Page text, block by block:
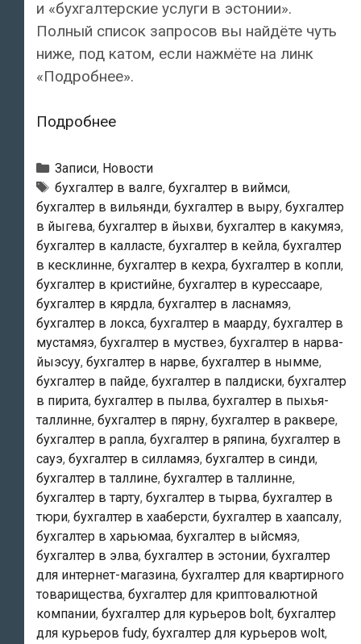
и «бухгалтерские услуги в эстонии».
Полный список запросов вы найдёте чуть
ниже, под катом, если нажмёте на линк
«Подробнее».
ПодробнееНаш
обычно
находят
по
запросам
«бухгалтер
в
эстонии»
и
«бухгалтерские
услуги
в
эстонии»
!
Рубрики
Записи, Новости
Метки
бухгалтер в валге, бухгалтер в виймси,
бухгалтер в вильянди, бухгалтер в выру, бухгалтер
в йыгева, бухгалтер в йыхви, бухгалтер в какумяэ,
бухгалтер в калласте, бухгалтер в кейла, бухгалтер
в кесклинне, бухгалтер в кехра, бухгалтер в копли,
бухгалтер в кристийне, бухгалтер в курессааре,
бухгалтер в кярдла, бухгалтер в ласнамяэ,
бухгалтер в локса, бухгалтер в маарду, бухгалтер в
мустамяэ, бухгалтер в муствеэ, бухгалтер в нарва-
йыэсуу, бухгалтер в нарве, бухгалтер в нымме,
бухгалтер в пайде, бухгалтер в палдиски, бухгалтер
в пирита, бухгалтер в пылва, бухгалтер в пыхья-
таллинне, бухгалтер в пярну, бухгалтер в раквере,
бухгалтер в рапла, бухгалтер в ряпина, бухгалтер в
сауэ, бухгалтер в силламяэ, бухгалтер в синди,
бухгалтер в таллине, бухгалтер в таллинне,
бухгалтер в тарту, бухгалтер в тырва, бухгалтер в
тюри, бухгалтер в хааберсти, бухгалтер в хаапсалу,
бухгалтер в харьюмаа, бухгалтер в ыйсмяэ,
бухгалтер в элва, бухгалтер в эстонии, бухгалтер
для интернет-магазина, бухгалтер для квартирного
товарищества, бухгалтер для криптовалютной
компании, бухгалтер для курьеров bolt, бухгалтер
для курьеров fudy, бухгалтер для курьеров wolt,